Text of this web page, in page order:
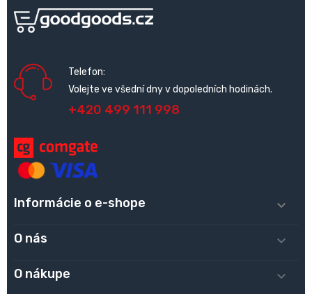
Telefon:
Volejte ve všední dny v dopoledních hodinách.
+420 499 111 998
Informácie o e-shope 
O nás 
O nákupe 